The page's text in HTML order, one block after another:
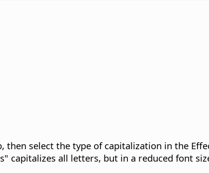
then select the type of capitalization in the
capitalizes all letters, but in a reduced font